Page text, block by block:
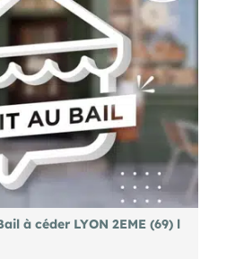
organiser une visite et
!
à céder LYON 2EME (69) l